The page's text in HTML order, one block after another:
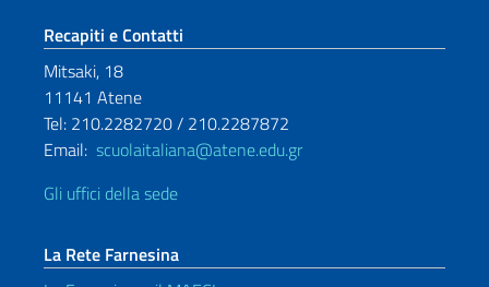
Sezione footer
Recapiti e Contatti
Mitsaki, 18
11141 Atene
Tel: 210.2282720 / 210.2287872
Email: scuolaitaliana@atene.edu.gr
Gli uffici della sede
La Rete Farnesina